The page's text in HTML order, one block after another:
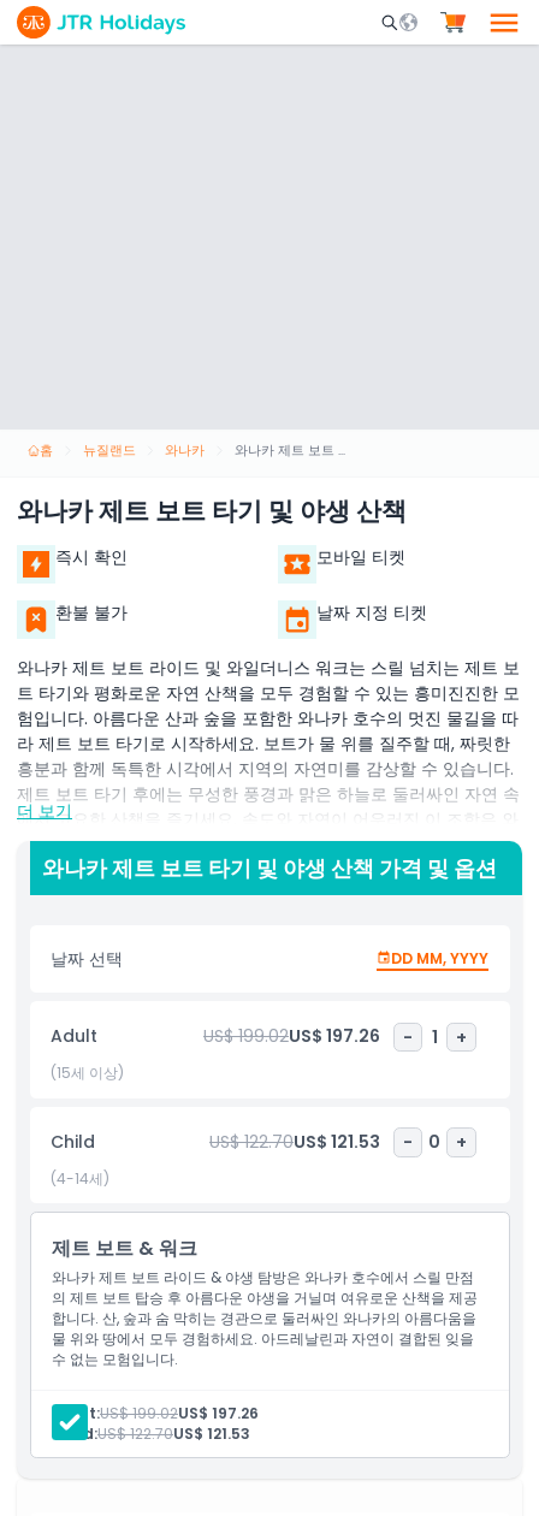
Mobile Search
홈 뉴질랜드 와나카 와나카 제트 보트 타기 및 야생 산책
와나카 제트 보트 타기 및 야생 산책
즉시 확인 모바일 티켓
환불 불가 날짜 지정 티켓
와나카 제트 보트 라이드 및 와일더니스 워크는 스릴 넘치는 제트 보
트 타기와 평화로운 자연 산책을 모두 경험할 수 있는 흥미진진한 모
험입니다. 아름다운 산과 숲을 포함한 와나카 호수의 멋진 물길을 따
라 제트 보트 타기로 시작하세요. 보트가 물 위를 질주할 때, 짜릿한
흥분과 함께 독특한 시각에서 지역의 자연미를 감상할 수 있습니다.
제트 보트 타기 후에는 무성한 풍경과 맑은 하늘로 둘러싸인 자연 속
에서 고요한 산책을 즐기세요. 속도와 자연이 어우러진 이 조합은 와
나카 제트 보트 라이드 및 와일더니스 워크를 진정으로 잊을 수 없는
경험으로 만들며, 와나카의 장관인 환경 속에서 두 세계의 최선을 경
험하게 합니다. 이 투어는 와나카의 아름다움을 감상하며 아드레날
수 있는 훌륭한 방법입니다.
하이라이트
적합하지 않은 대상
알아야 할 사항
위치
더 보기
와나카 제트 보트 타기 및 야생 산책 가격 및 옵션
날짜 선택 DD MM, YYYY
Adult US$ 199.02US$ 197.26 - 1 +
(15세 이상)
Child US$ 122.70US$ 121.53 - 0 +
(4-14세)
제트 보트 & 워크
와나카 제트 보트 라이드 & 야생 탐방은 와나카 호수에서 스릴 만점
의 제트 보트 탑승 후 아름다운 야생을 거닐며 여유로운 산책을 제공
합니다. 산, 숲과 숨 막히는 경관으로 둘러싸인 와나카의 아름다움을
물 위와 땅에서 모두 경험하세요. 아드레날린과 자연이 결합된 잊을
수 없는 모험입니다.
Adult:US$ 199.02US$ 197.26
Child:US$ 122.70US$ 121.53